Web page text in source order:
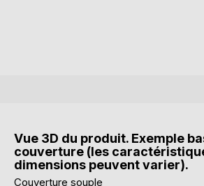
Vue 3D du produit. Exemple
couverture (les
dimensions peuvent varier).
Couverture souple